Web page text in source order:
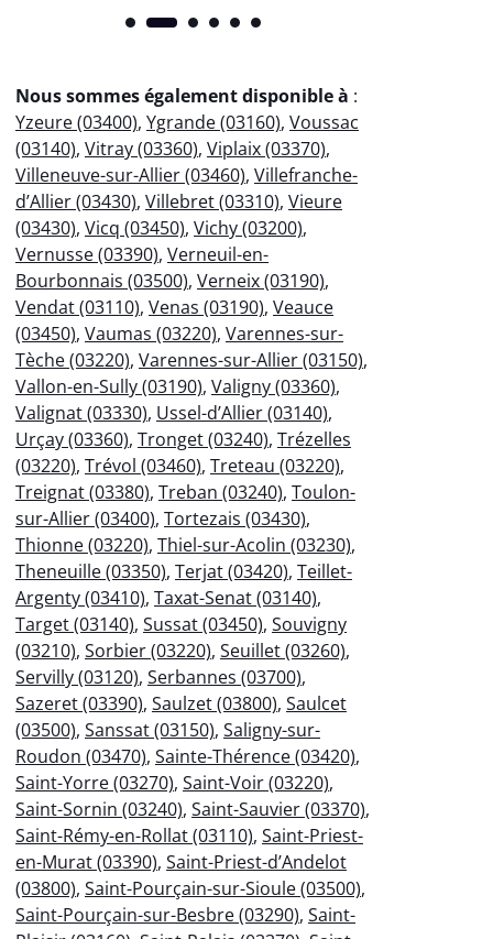
Nous sommes également disponible à :
Yzeure (03400), Ygrande (03160), Voussac
(03140), Vitray (03360), Viplaix (03370),
Villeneuve-sur-Allier (03460), Villefranche-
d’Allier (03430), Villebret (03310), Vieure
(03430), Vicq (03450), Vichy (03200),
Vernusse (03390), Verneuil-en-
Bourbonnais (03500), Verneix (03190),
Vendat (03110), Venas (03190), Veauce
(03450), Vaumas (03220), Varennes-sur-
Tèche (03220), Varennes-sur-Allier (03150),
Vallon-en-Sully (03190), Valigny (03360),
Valignat (03330), Ussel-d’Allier (03140),
Urçay (03360), Tronget (03240), Trézelles
(03220), Trévol (03460), Treteau (03220),
Treignat (03380), Treban (03240), Toulon-
sur-Allier (03400), Tortezais (03430),
Thionne (03220), Thiel-sur-Acolin (03230),
Theneuille (03350), Terjat (03420), Teillet-
Argenty (03410), Taxat-Senat (03140),
Target (03140), Sussat (03450), Souvigny
(03210), Sorbier (03220), Seuillet (03260),
Servilly (03120), Serbannes (03700),
Sazeret (03390), Saulzet (03800), Saulcet
(03500), Sanssat (03150), Saligny-sur-
Roudon (03470), Sainte-Thérence (03420),
Saint-Yorre (03270), Saint-Voir (03220),
Saint-Sornin (03240), Saint-Sauvier (03370),
Saint-Rémy-en-Rollat (03110), Saint-Priest-
en-Murat (03390), Saint-Priest-d’Andelot
(03800), Saint-Pourçain-sur-Sioule (03500),
Saint-Pourçain-sur-Besbre (03290), Saint-